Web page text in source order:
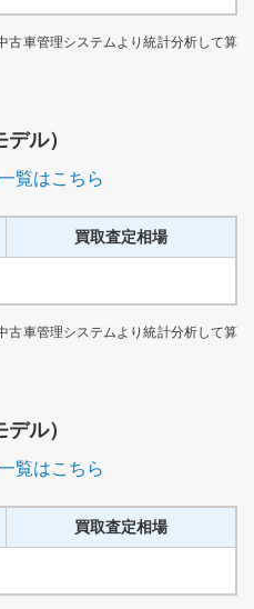
古車管理システムより統計分析して算
デル）
覧はこちら
買取査定相場
古車管理システムより統計分析して算
デル）
覧はこちら
買取査定相場